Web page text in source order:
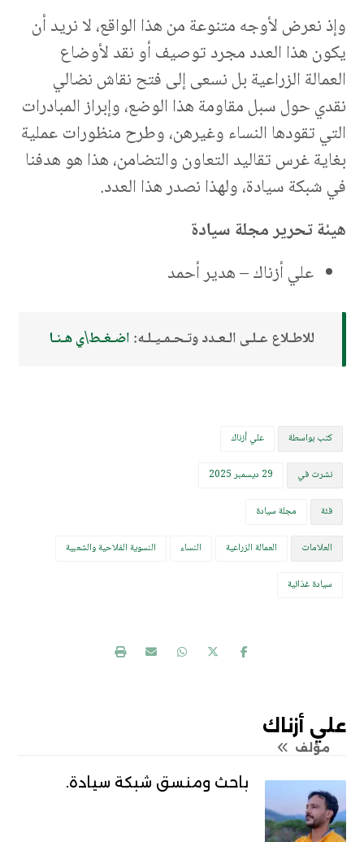
وإذ نعرض لأوجه متنوعة من هذا الواقع، لا نريد أن
يكون هذا العدد مجرد توصيف أو نقد لأوضاع
العمالة الزراعية بل نسعى إلى فتح نقاش نضالي
نقدي حول سبل مقاومة هذا الوضع، وإبراز المبادرات
التي تقودها النساء وغيرهن، وطرح منظورات عملية
بغاية غرس تقاليد التعاون والتضامن، هذا هو هدفنا
في شبكة سيادة، ولهذا نصدر هذا العدد.
هيئة تحرير مجلة سيادة
علي أزناك – هدير أحمد
للاطـلاع عـلـى الـعـدد وتـحـمـيـلـه: اضـغـط\ي هـنـا
كتب بواسطة علي أزناك
نشرت في 29 ديسمبر 2025
فئة مجلة سيادة
العلامات العمالة الزراعية النساء النسوية الفلاحية والشعبية
سيادة غذائية
علي أزناك
مؤلف
باحث ومنسق شبكة سيادة.